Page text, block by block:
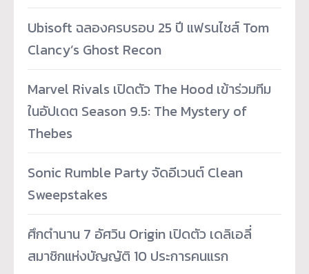
Ubisoft ฉลองครบรอบ 25 ปี แฟรนไชส์ Tom
Clancy’s Ghost Recon
Marvel Rivals เปิดตัว The Hood เข้าร่วมทีม
ในอัปเดต Season 9.5: The Mystery of
Thebes
Sonic Rumble Party จัดอีเวนต์ Clean
Sweepstakes
ศึกตำนาน 7 อัศวิน Origin เปิดตัว เดลิเอลี่
สมาชิกแห่งบัญญัติ 10 ประการคนแรก